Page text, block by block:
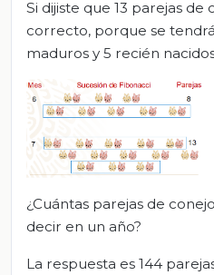
Si dijiste que 13 parejas de
correcto, porque se
maduros y 5 recién
¿Cuántas parejas de
decir en un año?
La respuesta es 144